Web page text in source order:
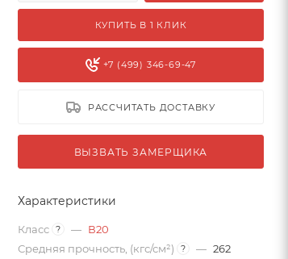
КУПИТЬ В 1 КЛИК
+7 (499) 346-69-47
РАССЧИТАТЬ ДОСТАВКУ
ВЫЗВАТЬ ЗАМЕРЩИКА
Характеристики
Класс ? — В20
Средняя прочность, (кгс/см²)
? — 262